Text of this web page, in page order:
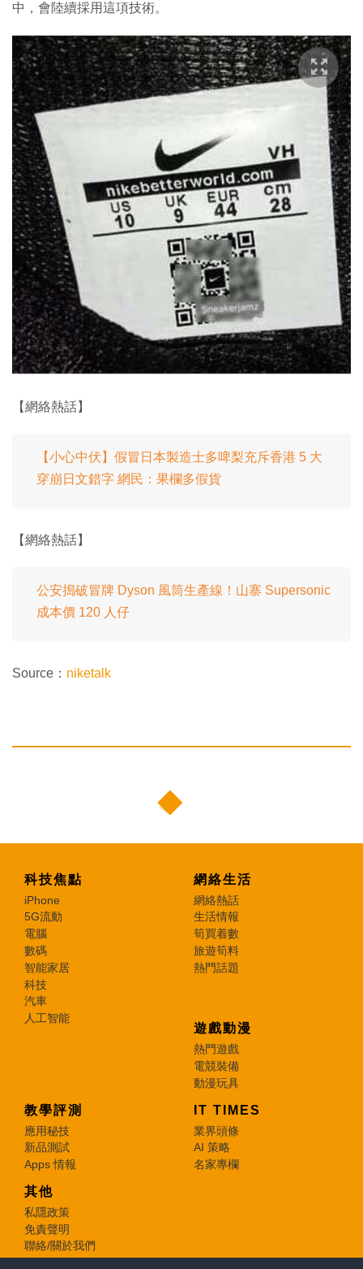
中，會陸續採用這項技術。
【網絡熱話】
【小心中伏】假冒日本製造士多啤梨充斥香港 5 大
穿崩日文錯字 網民：果欄多假貨
【網絡熱話】
公安搗破冒牌 Dyson 風筒生產線！山寨 Supersonic
成本價 120 人仔
Source： niketalk
科技焦點
iPhone
5G流動
電腦
數碼
智能家居
科技
汽車
人工智能
網絡生活
網絡熱話
生活情報
筍買着數
旅遊筍料
熱門話題
遊戲動漫
熱門遊戲
電競裝備
動漫玩具
教學評測
應用秘技
新品測試
Apps 情報
IT TIMES
業界頭條
AI 策略
名家專欄
其他
私隱政策
免責聲明
聯絡/關於我們